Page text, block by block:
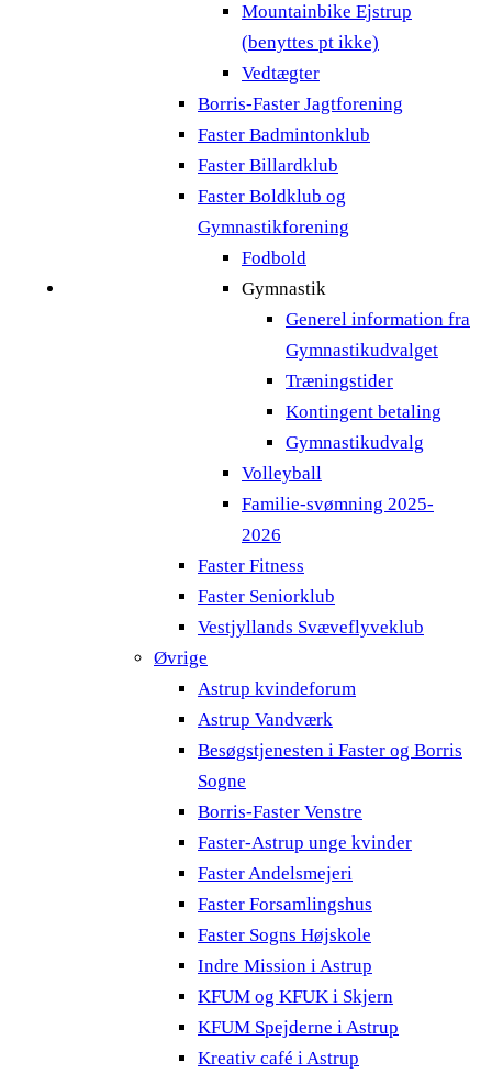
Mountainbike Ejstrup
(benyttes pt ikke)
Vedtægter
Borris-Faster Jagtforening
Faster Badmintonklub
Faster Billardklub
Faster Boldklub og
Gymnastikforening
Fodbold
Gymnastik
Generel information fra
Gymnastikudvalget
Træningstider
Kontingent betaling
Gymnastikudvalg
Volleyball
Familie-svømning 2025-
2026
Faster Fitness
Faster Seniorklub
Vestjyllands Svæveflyveklub
Øvrige
Astrup kvindeforum
Astrup Vandværk
Besøgstjenesten i Faster og Borris
Sogne
Borris-Faster Venstre
Faster-Astrup unge kvinder
Faster Andelsmejeri
Faster Forsamlingshus
Faster Sogns Højskole
Indre Mission i Astrup
KFUM og KFUK i Skjern
KFUM Spejderne i Astrup
Kreativ café i Astrup